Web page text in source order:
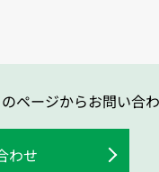
ページからお問い合わ
わせ